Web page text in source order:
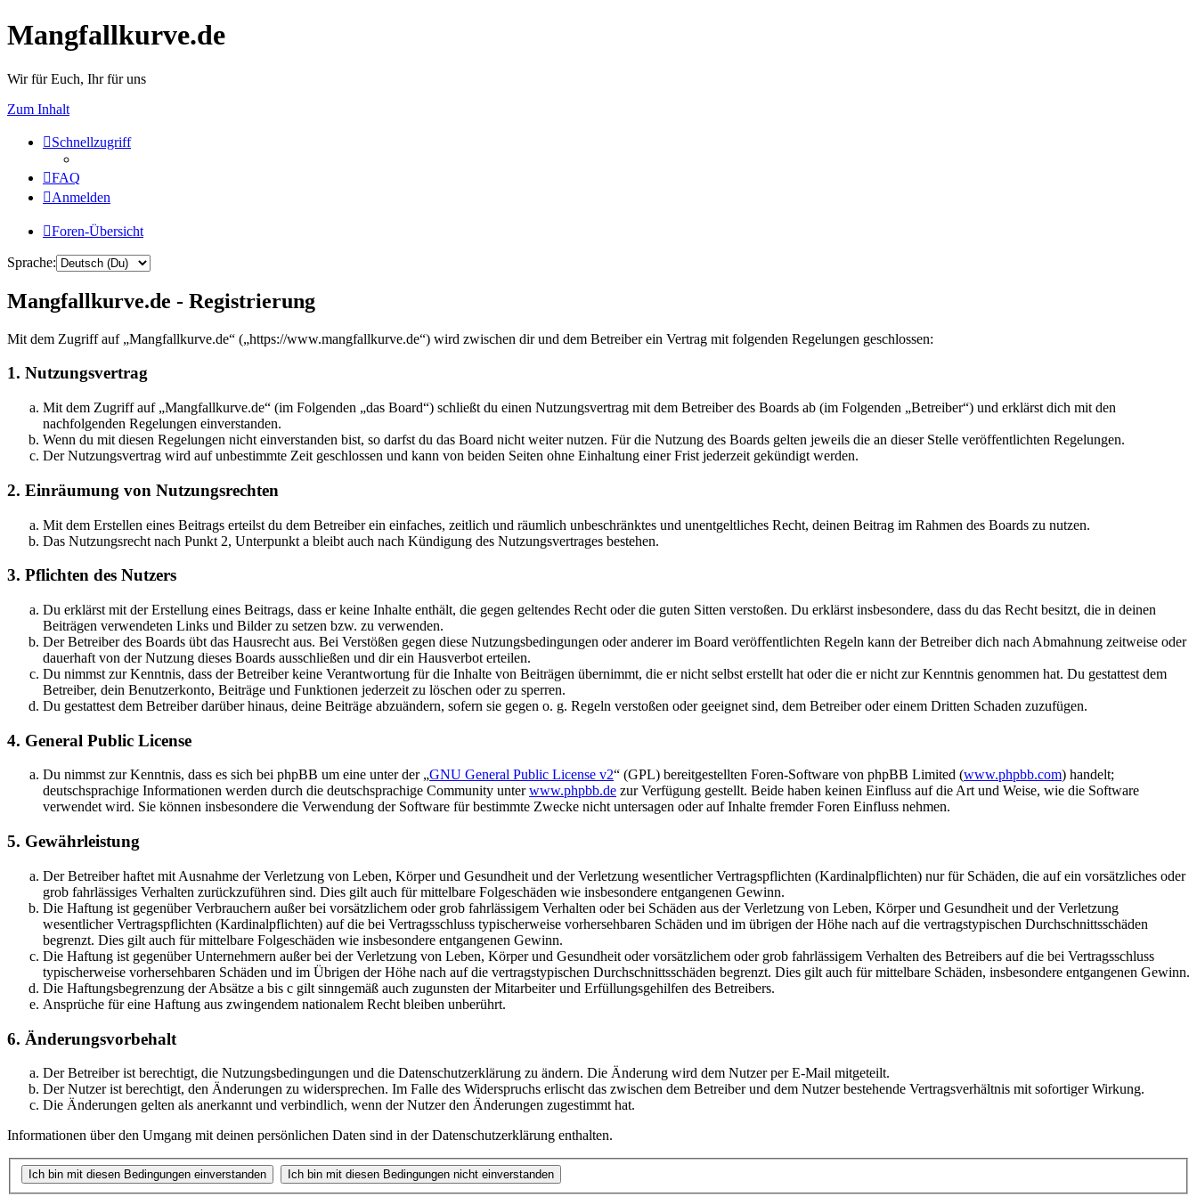
Mangfallkurve.de
Wir für Euch, Ihr für uns
Zum Inhalt
Schnellzugriff
FAQ
Anmelden
Foren-Übersicht
Sprache:
Mangfallkurve.de - Registrierung
Mit dem Zugriff auf „Mangfallkurve.de“ („https://www.mangfallkurve.de“) wird zwischen dir und dem Betreiber ein Vertrag mit folgenden Regelungen geschlossen:
1. Nutzungsvertrag
Mit dem Zugriff auf „Mangfallkurve.de“ (im Folgenden „das Board“) schließt du einen Nutzungsvertrag mit dem Betreiber des Boards ab (im Folgenden „Betreiber“) und erklärst dich mit den
nachfolgenden Regelungen einverstanden.
Wenn du mit diesen Regelungen nicht einverstanden bist, so darfst du das Board nicht weiter nutzen. Für die Nutzung des Boards gelten jeweils die an dieser Stelle veröffentlichten Regelungen.
Der Nutzungsvertrag wird auf unbestimmte Zeit geschlossen und kann von beiden Seiten ohne Einhaltung einer Frist jederzeit gekündigt werden.
2. Einräumung von Nutzungsrechten
Mit dem Erstellen eines Beitrags erteilst du dem Betreiber ein einfaches, zeitlich und räumlich unbeschränktes und unentgeltliches Recht, deinen Beitrag im Rahmen des Boards zu nutzen.
Das Nutzungsrecht nach Punkt 2, Unterpunkt a bleibt auch nach Kündigung des Nutzungsvertrages bestehen.
3. Pflichten des Nutzers
Du erklärst mit der Erstellung eines Beitrags, dass er keine Inhalte enthält, die gegen geltendes Recht oder die guten Sitten verstoßen. Du erklärst insbesondere, dass du das Recht besitzt, die in deinen
Beiträgen verwendeten Links und Bilder zu setzen bzw. zu verwenden.
Der Betreiber des Boards übt das Hausrecht aus. Bei Verstößen gegen diese Nutzungsbedingungen oder anderer im Board veröffentlichten Regeln kann der Betreiber dich nach Abmahnung zeitweise oder
dauerhaft von der Nutzung dieses Boards ausschließen und dir ein Hausverbot erteilen.
Du nimmst zur Kenntnis, dass der Betreiber keine Verantwortung für die Inhalte von Beiträgen übernimmt, die er nicht selbst erstellt hat oder die er nicht zur Kenntnis genommen hat. Du gestattest dem
Betreiber, dein Benutzerkonto, Beiträge und Funktionen jederzeit zu löschen oder zu sperren.
Du gestattest dem Betreiber darüber hinaus, deine Beiträge abzuändern, sofern sie gegen o. g. Regeln verstoßen oder geeignet sind, dem Betreiber oder einem Dritten Schaden zuzufügen.
4. General Public License
Du nimmst zur Kenntnis, dass es sich bei phpBB um eine unter der „GNU General Public License v2“ (GPL) bereitgestellten Foren-Software von phpBB Limited (www.phpbb.com) handelt;
deutschsprachige Informationen werden durch die deutschsprachige Community unterwww.phpbb.de zur Verfügung gestellt. Beide haben keinen Einfluss auf die Art und Weise, wie die Software
verwendet wird. Sie können insbesondere die Verwendung der Software für bestimmte Zwecke nicht untersagen oder auf Inhalte fremder Foren Einfluss nehmen.
5. Gewährleistung
Der Betreiber haftet mit Ausnahme der Verletzung von Leben, Körper und Gesundheit und der Verletzung wesentlicher Vertragspflichten (Kardinalpflichten) nur für Schäden, die auf ein vorsätzliches oder
grob fahrlässiges Verhalten zurückzuführen sind. Dies gilt auch für mittelbare Folgeschäden wie insbesondere entgangenen Gewinn.
Die Haftung ist gegenüber Verbrauchern außer bei vorsätzlichem oder grob fahrlässigem Verhalten oder bei Schäden aus der Verletzung von Leben, Körper und Gesundheit und der Verletzung
wesentlicher Vertragspflichten (Kardinalpflichten) auf die bei Vertragsschluss typischerweise vorhersehbaren Schäden und im übrigen der Höhe nach auf die vertragstypischen Durchschnittsschäden
begrenzt. Dies gilt auch für mittelbare Folgeschäden wie insbesondere entgangenen Gewinn.
Die Haftung ist gegenüber Unternehmern außer bei der Verletzung von Leben, Körper und Gesundheit oder vorsätzlichem oder grob fahrlässigem Verhalten des Betreibers auf die bei Vertragsschluss
typischerweise vorhersehbaren Schäden und im Übrigen der Höhe nach auf die vertragstypischen Durchschnittsschäden begrenzt. Dies gilt auch für mittelbare Schäden, insbesondere entgangenen Gewinn.
Die Haftungsbegrenzung der Absätze a bis c gilt sinngemäß auch zugunsten der Mitarbeiter und Erfüllungsgehilfen des Betreibers.
Ansprüche für eine Haftung aus zwingendem nationalem Recht bleiben unberührt.
6. Änderungsvorbehalt
Der Betreiber ist berechtigt, die Nutzungsbedingungen und die Datenschutzerklärung zu ändern. Die Änderung wird dem Nutzer per E-Mail mitgeteilt.
Der Nutzer ist berechtigt, den Änderungen zu widersprechen. Im Falle des Widerspruchs erlischt das zwischen dem Betreiber und dem Nutzer bestehende Vertragsverhältnis mit sofortiger Wirkung.
Die Änderungen gelten als anerkannt und verbindlich, wenn der Nutzer den Änderungen zugestimmt hat.
Informationen über den Umgang mit deinen persönlichen Daten sind in der Datenschutzerklärung enthalten.